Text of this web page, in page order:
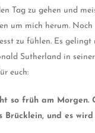
Tag zu gehen und
um mich herum.
zu fühlen. Es
Sutherland in
euch:
so früh am Morgen.
und es